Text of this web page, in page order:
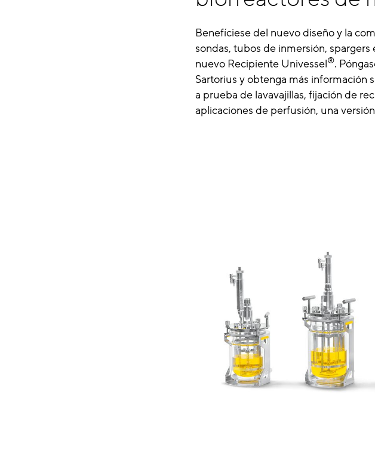
Benefíciese del nuevo diseño y la
sondas, tubos de inmersión,
nuevo Recipiente Univessel®.
Sartorius y obtenga más información
a prueba de lavavajillas, fijación de
aplicaciones de perfusión, una